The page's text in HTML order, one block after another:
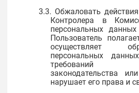
3.3. Обжаловать
Контролера в
персональных
Пользователь
осуществляет
персональных
требований
законодательства
нарушает его права и